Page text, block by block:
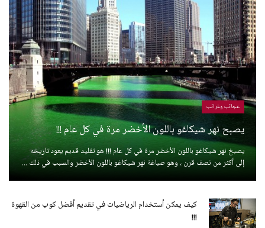
عجائب وغرائب
يصبح نهر شيكاغو باللون الأخضر مرة في كل عام !!!
يصبخ نهر شيكاغو باللون الأخضر مرة في كل عام !!! هو تقليد قديم يعود تاريخه
إلى أكثر من نصف قرن ، وهو صباغة نهر شيكاغو باللون الأخضر والسبب في ذلك ...
كيف يمكن أستخدام الرياضيات في تقديم أفضل كوب من القهوة
!!!